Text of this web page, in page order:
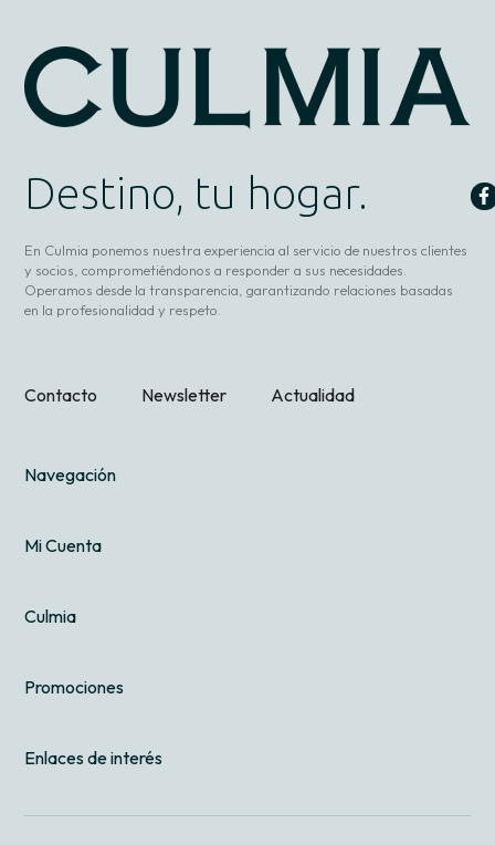
Destino, tu hogar.
En Culmia ponemos nuestra experiencia al servicio de nuestros clientes
y socios, comprometiéndonos a responder a sus necesidades.
Operamos desde la transparencia, garantizando relaciones basadas
en la profesionalidad y respeto.
Contacto Newsletter Actualidad
Navegación
Mi Cuenta
Culmia
Promociones
Enlaces de interés